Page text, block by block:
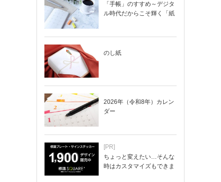
「手帳」のすすめ～デジタ
ル時代だからこそ輝く「紙
のし紙
2026年（令和8年）カレン
ダー
[PR]
ちょっと変えたい…そんな
時はカスタマイズもできま